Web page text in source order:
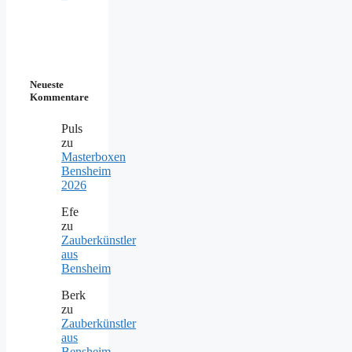
Neueste
Kommentare
Puls
zu
Masterboxen
Bensheim
2026
Efe
zu
Zauberkünstler
aus
Bensheim
Berk
zu
Zauberkünstler
aus